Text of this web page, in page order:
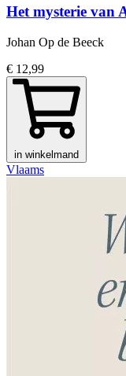
Het mysterie van
Johan Op de Beeck
€ 12,99
in winkelmand
Vlaams